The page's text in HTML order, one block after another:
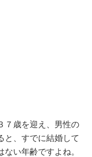
７歳を迎え、男性の
と、すでに結婚して
い年齢ですよね。